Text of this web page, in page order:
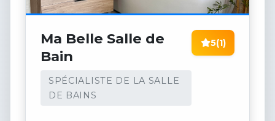
Ma Belle Salle de
Bain
SPÉCIALISTE DE LA SALLE
DE BAINS
5(1)